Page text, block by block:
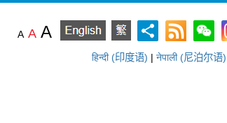
A A A
हिन्दी (印度语) | नेपाली (尼泊尔语)